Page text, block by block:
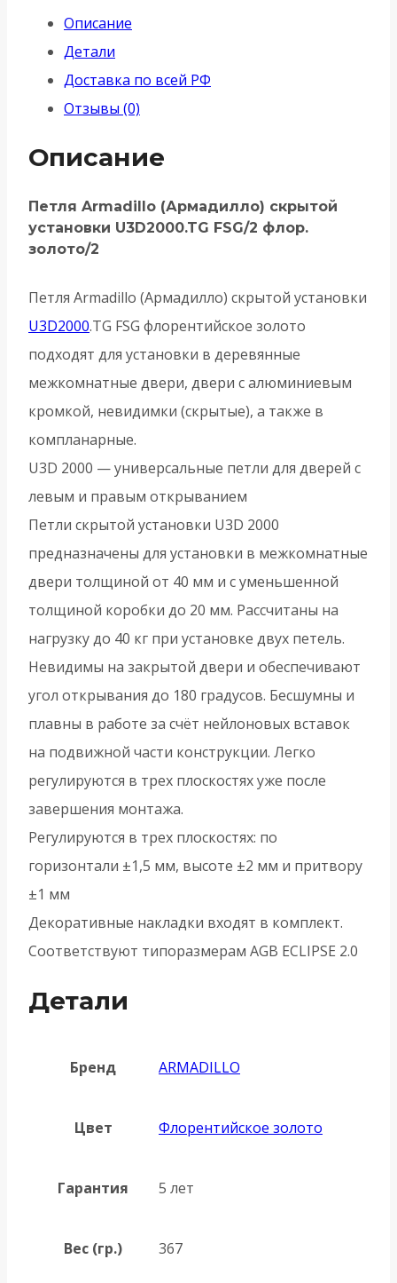
установки
U3D2000.TG
FSG/2
флор.
золото/2
Описание
Детали
Доставка по всей РФ
Отзывы (0)
Описание
Петля Armadillo (Армадилло) скрытой
установки U3D2000.TG FSG/2 флор.
золото/2
Петля Armadillo (Армадилло) скрытой установки
U3D2000.TG FSG флорентийское золото
подходят для установки в деревянные
межкомнатные двери, двери с алюминиевым
кромкой, невидимки (скрытые), а также в
компланарные.
U3D 2000 — универсальные петли для дверей с
левым и правым открыванием
Петли скрытой установки U3D 2000
предназначены для установки в межкомнатные
двери толщиной от 40 мм и с уменьшенной
толщиной коробки до 20 мм. Рассчитаны на
нагрузку до 40 кг при установке двух петель.
Невидимы на закрытой двери и обеспечивают
угол открывания до 180 градусов. Бесшумны и
плавны в работе за счёт нейлоновых вставок
на подвижной части конструкции. Легко
регулируются в трех плоскостях уже после
завершения монтажа.
Регулируются в трех плоскостях: по
горизонтали ±1,5 мм, высоте ±2 мм и притвору
±1 мм
Декоративные накладки входят в комплект.
Соответствуют типоразмерам AGB ECLIPSE 2.0
Детали
Бренд ARMADILLO
Цвет Флорентийское золото
Гарантия 5 лет
Вес (гр.) 367